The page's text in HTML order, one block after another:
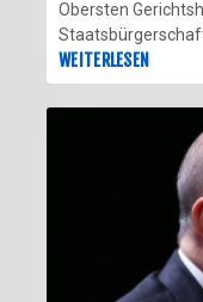
Obersten
dem Streit einen
unterzeichnete
sogenannte
Seinen Angaben
ausländische
zum Entbinden in
WEITERLESEN